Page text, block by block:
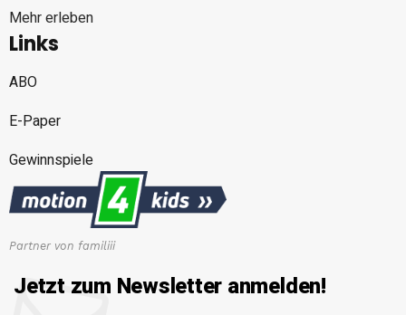
Mehr erleben
Links
ABO
E-Paper
Gewinnspiele
Partner von familiii
Jetzt zum Newsletter anmelden!